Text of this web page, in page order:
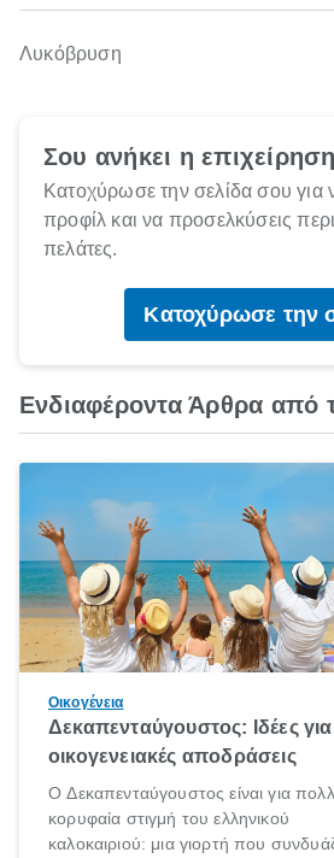
Λυκόβρυση
Σου ανήκει η
Κατοχύρωσε την σελίδα σου για
προφίλ και να προσελκύσεις
πελάτες.
Κατοχύρωσε την
Ενδιαφέροντα Άρθρα από
Οικογένεια
Δεκαπενταύγουστος: Ιδέες για
οικογενειακές αποδράσεις
Ο Δεκαπενταύγουστος είναι για
κορυφαία στιγμή του ελληνικού
καλοκαιριού: μια γιορτή που